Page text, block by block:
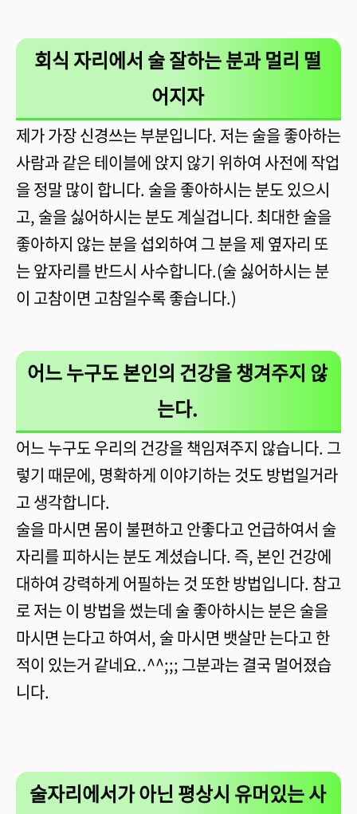
회식 자리에서 술 잘하는 분과 멀리 떨
어지자
제가 가장 신경쓰는 부분입니다. 저는 술을 좋아하는
사람과 같은 테이블에 앉지 않기 위하여 사전에 작업
을 정말 많이 합니다. 술을 좋아하시는 분도 있으시
고, 술을 싫어하시는 분도 계실겁니다. 최대한 술을
좋아하지 않는 분을 섭외하여 그 분을 제 옆자리 또
는 앞자리를 반드시 사수합니다.(술 싫어하시는 분
이 고참이면 고참일수록 좋습니다.)
어느 누구도 본인의 건강을 챙겨주지 않
는다.
어느 누구도 우리의 건강을 책임져주지 않습니다. 그
렇기 때문에, 명확하게 이야기하는 것도 방법일거라
고 생각합니다.
술을 마시면 몸이 불편하고 안좋다고 언급하여서 술
자리를 피하시는 분도 계셨습니다. 즉, 본인 건강에
대하여 강력하게 어필하는 것 또한 방법입니다. 참고
로 저는 이 방법을 썼는데 술 좋아하시는 분은 술을
마시면 는다고 하여서, 술 마시면 뱃살만 는다고 한
적이 있는거 같네요..^^;;; 그분과는 결국 멀어졌습
니다.
술자리에서가 아닌 평상시 유머있는 사